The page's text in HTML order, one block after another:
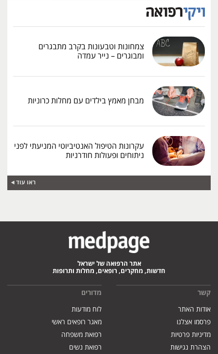
צמחונות וטבעונות בקרב מתבגרים
ומבוגרים – נייר עמדה
מבחן מאמץ בילדים עם מחלות כרוניות
עקרונות הטיפול האנטיביוטי המניעתי לפני
ניתוחים ופעולות חודרניות
ראו עוד
אתר הרפואה של ישראל
חדשות, מחקרים, רופאים, מחלות ותרופות
קשר
אודות האתר
פרסמו אצלנו
מדיניות פרטיות
הצהרת נגישות
מדורים
לוח מודעות
מאגר רופאים ראשי
רפואת משפחה
רפואת נשים